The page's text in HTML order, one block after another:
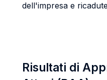
dell'impresa e
Risultati di